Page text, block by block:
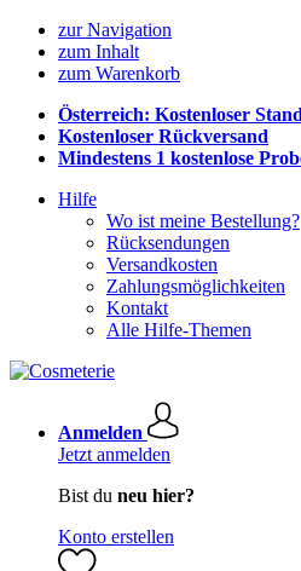
zur Navigation
zum Inhalt
zum Warenkorb
Österreich: Kostenloser
Kostenloser Rückversand
Mindestens 1 kostenlose
Hilfe
Wo ist meine Bestellung?
Rücksendungen
Versandkosten
Zahlungsmöglichkeiten
Kontakt
Alle Hilfe-Themen
Anmelden
Jetzt anmelden
Bist du neu hier?
Konto erstellen